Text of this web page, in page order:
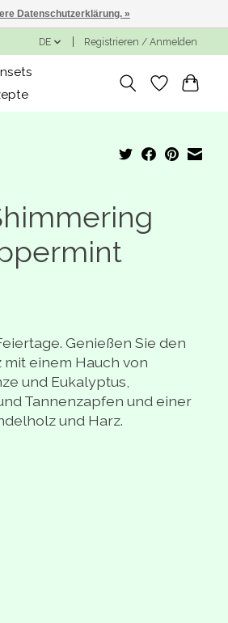
DE Registrieren / Anmelden
Genießen Sie den
einem Hauch von
und Eukalyptus,
Tannenzapfen und einer
und Harz.
ist
Datenschutzerklärung. »